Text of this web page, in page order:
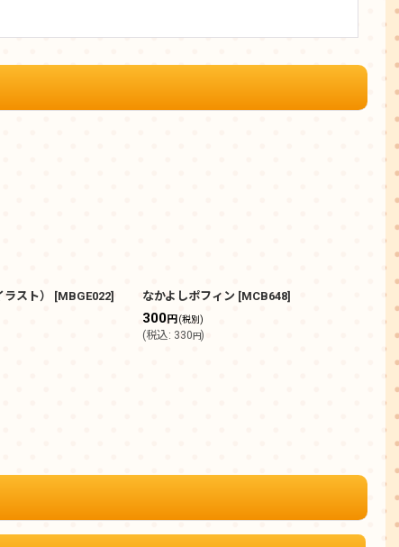
スト） [MBGE022] なかよしポフィン [MCB648]
300円(税別)
(税込: 330円)
デ
30
税込